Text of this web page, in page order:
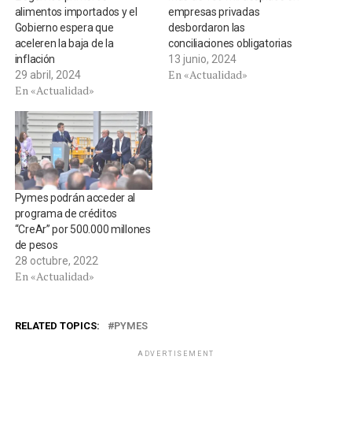
alimentos importados y el
Gobierno espera que
aceleren la baja de la
inflación
29 abril, 2024
En «Actualidad»
empresas privadas
desbordaron las
conciliaciones obligatorias
13 junio, 2024
En «Actualidad»
Pymes podrán acceder al
programa de créditos
“CreAr” por 500.000 millones
de pesos
28 octubre, 2022
En «Actualidad»
RELATED TOPICS: PYMES
ADVERTISEMENT